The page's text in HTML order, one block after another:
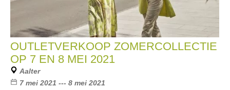
OUTLETVERKOOP ZOMERCOLLECTIE
OP 7 EN 8 MEI 2021
Aalter
7 mei 2021 --- 8 mei 2021